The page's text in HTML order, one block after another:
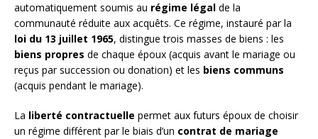
automatiquement soumis au régime légal de la
communauté réduite aux acquêts. Ce régime, instauré par la
loi du 13 juillet 1965, distingue trois masses de biens : les
biens propres de chaque époux (acquis avant le mariage ou
reçus par succession ou donation) et les biens communs
(acquis pendant le mariage).
La liberté contractuelle permet aux futurs époux de choisir
un régime différent par le biais d’un contrat de mariage